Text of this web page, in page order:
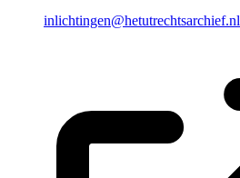
inlichtingen@hetutrechtsarchief.nl